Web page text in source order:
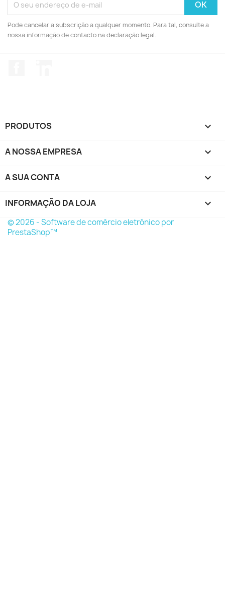
Pode cancelar a subscrição a qualquer momento. Para tal, consulte a
nossa informação de contacto na declaração legal.
PRODUTOS 
A NOSSA EMPRESA 
A SUA CONTA 
INFORMAÇÃO DA LOJA keyboard_arrow_down
© 2026 - Software de comércio eletrónico por
PrestaShop™